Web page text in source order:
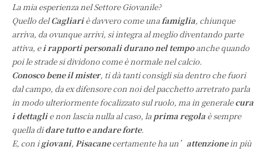
La mia esperienza nel Settore Giovanile?
Quello delCagliariè davvero come una famiglia, chiunque
arriva, da ovunque arrivi, si integra al meglio diventando parte
attiva, ei rapporti personali durano nel tempoanche quando
poi le strade si dividono come è normale nel calcio.
Conosco bene il mister, ti dà tanti consigli sia dentro che fuori
dal campo, da ex difensore con noi del pacchetto arretrato parla
in modo ulteriormente focalizzato sul ruolo, ma in generalecura
i dettaglie non lascia nulla al caso, la prima regola è sempre
quella didare tutto e andare forte.
E, con igiovani, Pisacanecertamente ha un’ attenzionein più